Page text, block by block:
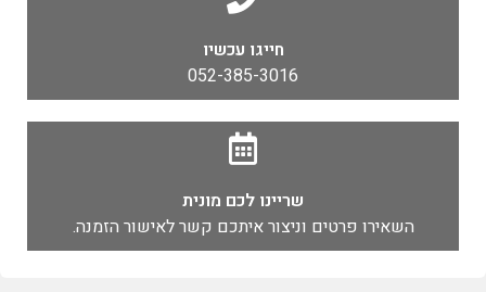
חייגו עכשיו
052-385-3016
שריינו לכם מונית
השאירו פרטים וניצור איתכם קשר לאישור הזמנה.